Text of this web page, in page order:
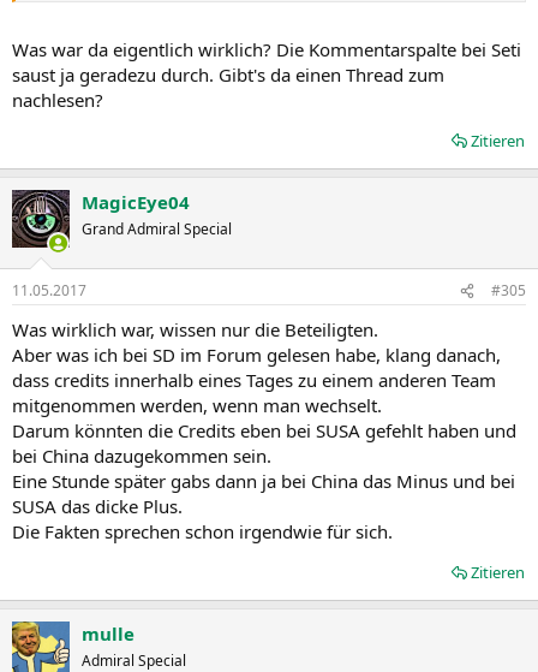
Was war da eigentlich wirklich? Die Kommentarspalte bei Seti
saust ja geradezu durch. Gibt's da einen Thread zum
nachlesen?
Zitieren
MagicEye04
Grand Admiral Special
11.05.2017 #305
Was wirklich war, wissen nur die Beteiligten.
Aber was ich bei SD im Forum gelesen habe, klang danach,
dass credits innerhalb eines Tages zu einem anderen Team
mitgenommen werden, wenn man wechselt.
Darum könnten die Credits eben bei SUSA gefehlt haben und
bei China dazugekommen sein.
Eine Stunde später gabs dann ja bei China das Minus und bei
SUSA das dicke Plus.
Die Fakten sprechen schon irgendwie für sich.
Zitieren
mulle
Admiral Special